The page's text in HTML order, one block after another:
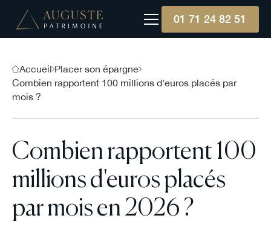
01 71 24 82 51
Accueil Placer son épargne
Combien rapportent 100 millions d'euros placés par
mois ?
Combien rapportent 100
millions d'euros placés
par mois en 2026 ?